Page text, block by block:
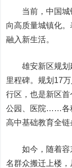
当前，中国城
向高质量城镇化
融入新生活。
雄安新区规划
里程碑。规划17
行区，也是新区首
公园、医院……各
高中基础教育全链
如今，随着容
名群众搬迁上楼，